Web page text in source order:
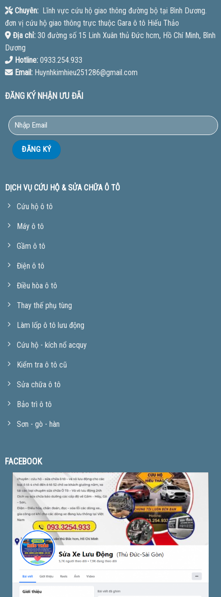
Chuyên:Lĩnh vực cứu hộ giao thông đường bộ tại Bình Dương.
đơn vị cứu hộ giao thông trực thuộc Gara ô tô Hiếu Thảo
Địa chỉ:30 đường số 15 Linh Xuân thủ Đức hcm, Hồ Chí Minh, Bình
Dương
Hotline:0933.254.933
Email:Huynhkimhieu251286@gmail.com
ĐĂNG KÝ NHẬN ƯU ĐÃI
DỊCH VỤ CỨU HỘ & SỬA CHỮA Ô TÔ
Cứu hộ ô tô
Máy ô tô
Gầm ô tô
Điện ô tô
Điều hòa ô tô
Thay thế phụ tùng
Làm lốp ô tô lưu động
Cứu hộ - kích nổ acquy
Kiểm tra ô tô cũ
Sửa chữa ô tô
Bảo trì ô tô
Sơn - gò - hàn
FACEBOOK